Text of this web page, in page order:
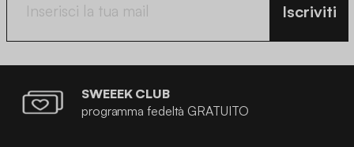
Iscriviti
SWEEEK CLUB
programma fedeltà GRATUITO